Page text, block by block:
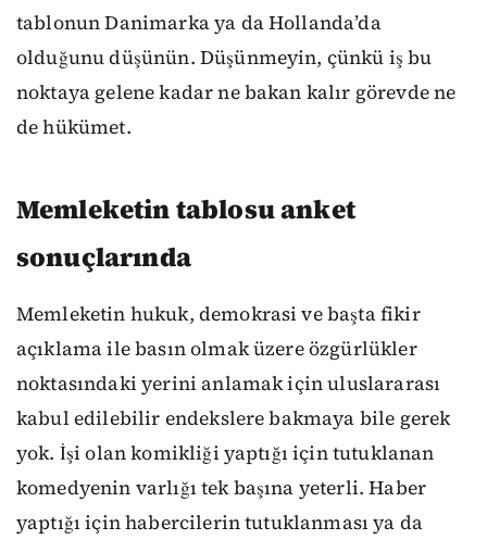
tablonun Danimarka ya da Hollanda’da
olduğunu düşünün. Düşünmeyin, çünkü iş bu
noktaya gelene kadar ne bakan kalır görevde ne
de hükümet.
Memleketin tablosu anket
sonuçlarında
Memleketin hukuk, demokrasi ve başta fikir
açıklama ile basın olmak üzere özgürlükler
noktasındaki yerini anlamak için uluslararası
kabul edilebilir endekslere bakmaya bile gerek
yok. İşi olan komikliği yaptığı için tutuklanan
komedyenin varlığı tek başına yeterli. Haber
yaptığı için habercilerin tutuklanması ya da